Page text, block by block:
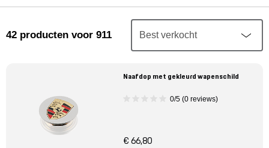
Mijn account
Meer Porsche
Porsche informatie
42 producten voor 911
Naafdop met gekleurd wapenschild
0/5 (0 reviews)
€ 66,80